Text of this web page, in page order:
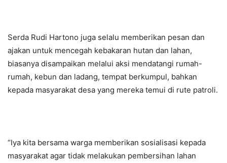
Serda Rudi Hartono juga selalu memberikan pesan dan
ajakan untuk mencegah kebakaran hutan dan lahan,
biasanya disampaikan melalui aksi mendatangi rumah-
rumah, kebun dan ladang, tempat berkumpul, bahkan
kepada masyarakat desa yang mereka temui di rute patroli.
“Iya kita bersama warga memberikan sosialisasi kepada
masyarakat agar tidak melakukan pembersihan lahan